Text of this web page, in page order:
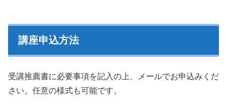
講座申込方法
受講推薦書に必要事項を記入の上、メールでお申込みくだ
さい。任意の様式も可能です。